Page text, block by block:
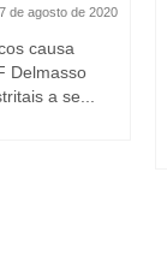
7 de agosto de 2020
causa
Delmasso
a se...